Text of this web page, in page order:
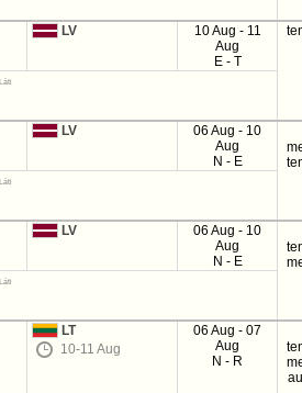
LV
10 Aug - 11
Aug
E - T
LV
06 Aug - 10
Aug
N - E
LV
06 Aug - 10
Aug
N - E
LT
10-11 Aug
06 Aug - 07
Aug
N - R